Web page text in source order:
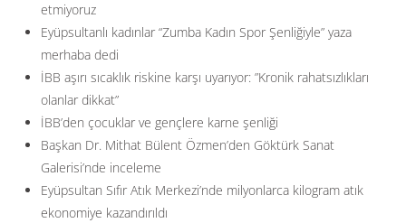
etmiyoruz
Eyüpsultanlı kadınlar “Zumba Kadın Spor Şenliğiyle” yaza
merhaba dedi
İBB aşırı sıcaklık riskine karşı uyarıyor: ”Kronik rahatsızlıkları
olanlar dikkat”
İBB’den çocuklar ve gençlere karne şenliği
Başkan Dr. Mithat Bülent Özmen’den Göktürk Sanat
Galerisi’nde inceleme
Eyüpsultan Sıfır Atık Merkezi’nde milyonlarca kilogram atık
ekonomiye kazandırıldı